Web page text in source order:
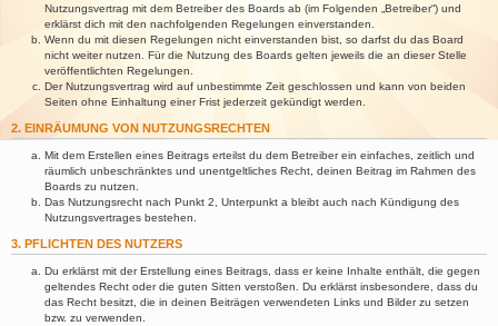
Nutzungsvertrag mit dem Betreiber des Boards ab (im Folgenden „Betreiber“) und
erklärst dich mit den nachfolgenden Regelungen einverstanden.
Wenn du mit diesen Regelungen nicht einverstanden bist, so darfst du das Board
nicht weiter nutzen. Für die Nutzung des Boards gelten jeweils die an dieser Stelle
veröffentlichten Regelungen.
Der Nutzungsvertrag wird auf unbestimmte Zeit geschlossen und kann von beiden
Seiten ohne Einhaltung einer Frist jederzeit gekündigt werden.
2. EINRÄUMUNG VON NUTZUNGSRECHTEN
Mit dem Erstellen eines Beitrags erteilst du dem Betreiber ein einfaches, zeitlich und
räumlich unbeschränktes und unentgeltliches Recht, deinen Beitrag im Rahmen des
Boards zu nutzen.
Das Nutzungsrecht nach Punkt 2, Unterpunkt a bleibt auch nach Kündigung des
Nutzungsvertrages bestehen.
3. PFLICHTEN DES NUTZERS
Du erklärst mit der Erstellung eines Beitrags, dass er keine Inhalte enthält, die gegen
geltendes Recht oder die guten Sitten verstoßen. Du erklärst insbesondere, dass du
das Recht besitzt, die in deinen Beiträgen verwendeten Links und Bilder zu setzen
bzw. zu verwenden.